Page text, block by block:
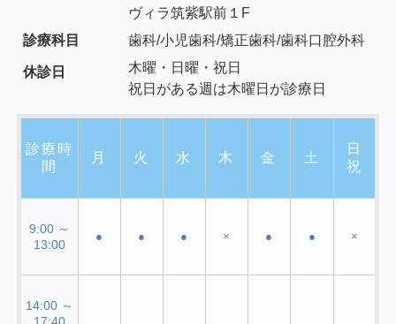
ヴィラ筑紫駅前１F
診療科目
歯科/小児歯科/矯正歯科/歯科口腔外科
休診日
木曜・日曜・祝日
祝日がある週は木曜日が診療日
診療時
間
月 火 水 木 金 土
日
祝
9:00 ～
13:00
● ● ● × ● ● ×
14:00 ～